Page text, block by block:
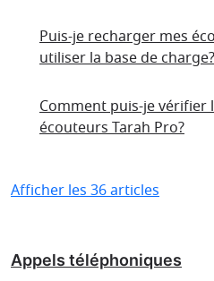
Puis-je recharger mes
utiliser la base de charge?
Comment puis-je vérifier
écouteurs Tarah Pro?
Afficher les 36 articles
Appels téléphoniques